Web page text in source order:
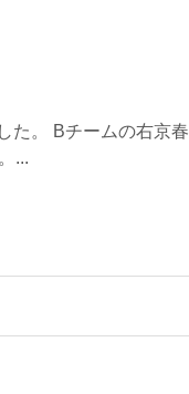
た。 Bチームの右京春
...